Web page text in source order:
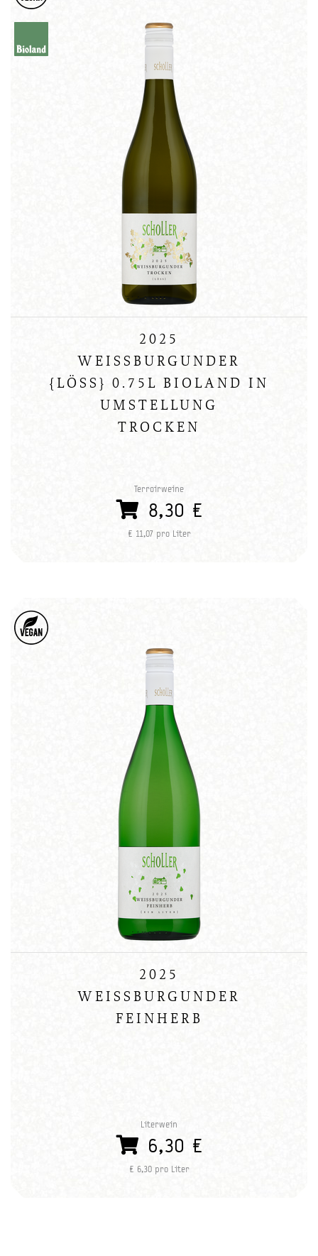
2025
WEISSBURGUNDER
{LÖSS} 0.75L BIOLAND IN
UMSTELLUNG
TROCKEN
Terroirweine
8,30 €
€ 11,07 pro Liter
2025
WEISSBURGUNDER
FEINHERB
Literwein
6,30 €
€ 6,30 pro Liter